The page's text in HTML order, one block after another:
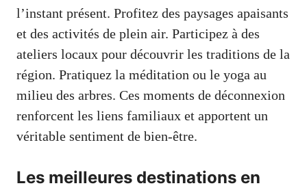
l’instant présent. Profitez des paysages apaisants
et des activités de plein air. Participez à des
ateliers locaux pour découvrir les traditions de la
région. Pratiquez la méditation ou le yoga au
milieu des arbres. Ces moments de déconnexion
renforcent les liens familiaux et apportent un
véritable sentiment de bien-être.
Les meilleures destinations en